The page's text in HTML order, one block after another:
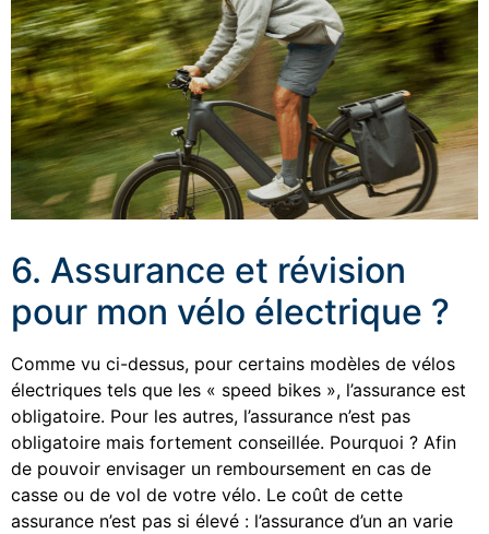
6. Assurance et révision
pour mon vélo électrique ?
Comme vu ci-dessus, pour certains modèles de vélos
électriques tels que les « speed bikes », l’assurance est
obligatoire. Pour les autres, l’assurance n’est pas
obligatoire mais fortement conseillée. Pourquoi ? Afin
de pouvoir envisager un remboursement en cas de
casse ou de vol de votre vélo. Le coût de cette
assurance n’est pas si élevé : l’assurance d’un an varie